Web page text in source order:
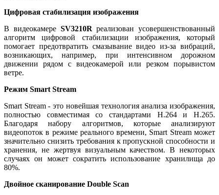
Цифровая стабилизация изображения
В видеокамере SV3210Rреализован усовершенствованный
алгоритм цифровой стабилизации изображения, который
помогает предотвратить смазывание видео из-за вибраций,
возникающих, например, при интенсивном дорожном
движении рядом с видеокамерой или резком порывистом
ветре.
Режим Smart Stream
Smart Stream - это новейшая технология анализа изображения,
полностью совместимая со стандартами H.264 и H.265.
Благодаря набору алгоритмов, которые анализируют
видеопоток в режиме реального времени, Smart Stream может
значительно снизить требования к пропускной способности и
хранения, не жертвуя визуальным качеством. В некоторых
случаях он может сократить использование хранилища до
80%.
Двойное сканирование Double Scan